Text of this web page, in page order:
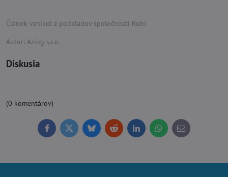
Článok vznikol z podkladov spoločnosti Rubi.
Autor: Azing s.r.o.
Diskusia
(0 komentárov)
FacebookTwitterBlueskyReddit LinkedInWhatsApp
E-
mail